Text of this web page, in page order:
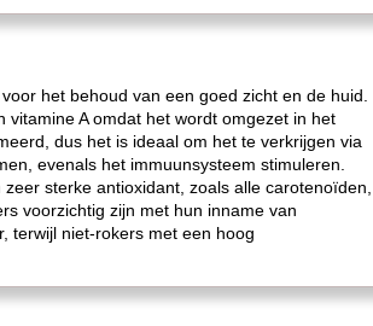
het behoud van een goed zicht en de huid.
A omdat het wordt omgezet in het
dus het is ideaal om het te verkrijgen via
evenals het immuunsysteem stimuleren.
sterke antioxidant, zoals alle carotenoïden,
voorzichtig zijn met hun inname van
terwijl niet-rokers met een hoog